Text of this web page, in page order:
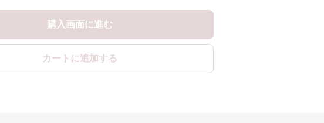
購入画面に進む
カートに追加する